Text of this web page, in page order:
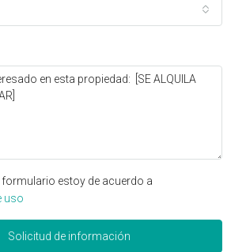
formulario estoy de acuerdo a
uso
Solicitud de información